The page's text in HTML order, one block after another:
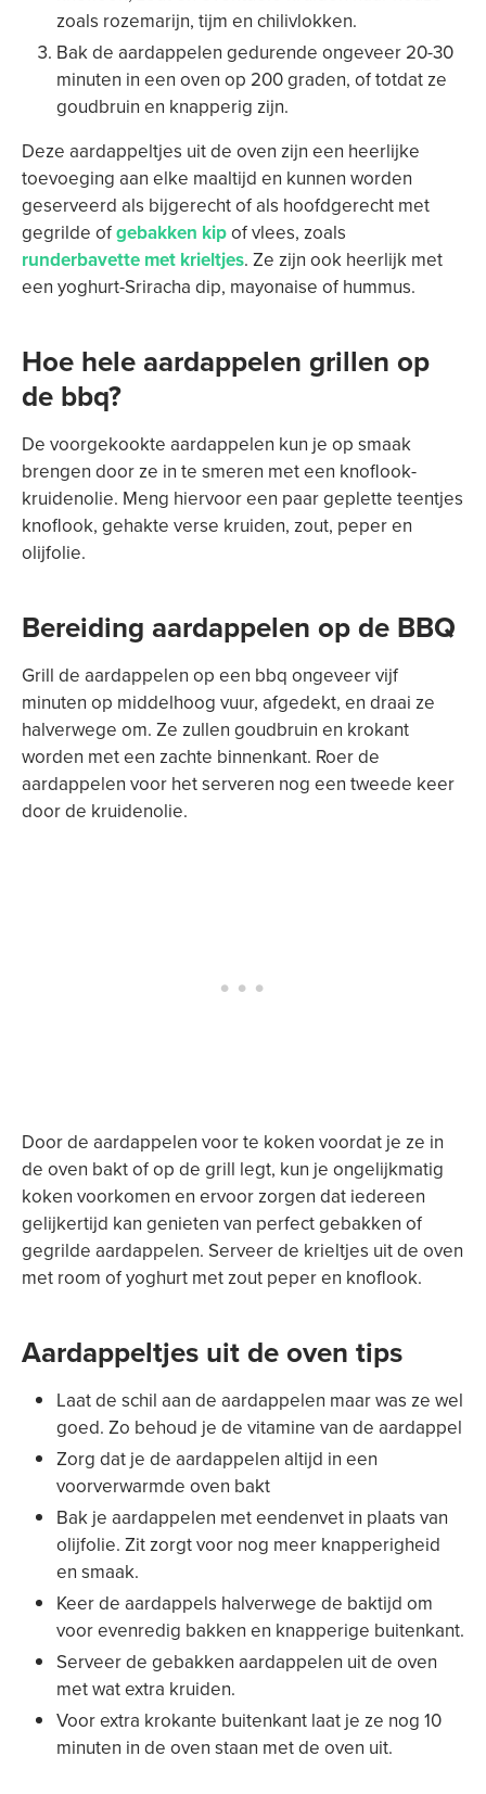
zoals rozemarijn, tijm en chilivlokken.
Bak de aardappelen gedurende ongeveer 20-30
minuten in een oven op 200 graden, of totdat ze
goudbruin en knapperig zijn.
Deze aardappeltjes uit de oven zijn een heerlijke
toevoeging aan elke maaltijd en kunnen worden
geserveerd als bijgerecht of als hoofdgerecht met
gegrilde ofgebakken kipof vlees, zoals
runderbavette met krieltjes. Ze zijn ook heerlijk met
een yoghurt-Sriracha dip, mayonaise of hummus.
Hoe hele aardappelen grillen op
de bbq?
De voorgekookte aardappelen kun je op smaak
brengen door ze in te smeren met een knoflook-
kruidenolie. Meng hiervoor een paar geplette teentjes
knoflook, gehakte verse kruiden, zout, peper en
olijfolie.
Bereiding aardappelen op de BBQ
Grill de aardappelen op een bbq ongeveer vijf
minuten op middelhoog vuur, afgedekt, en draai ze
halverwege om. Ze zullen goudbruin en krokant
worden met een zachte binnenkant. Roer de
aardappelen voor het serveren nog een tweede keer
door de kruidenolie.
Door de aardappelen voor te koken voordat je ze in
de oven bakt of op de grill legt, kun je ongelijkmatig
koken voorkomen en ervoor zorgen dat iedereen
gelijkertijd kan genieten van perfect gebakken of
gegrilde aardappelen. Serveer de krieltjes uit de oven
met room of yoghurt met zout peper en knoflook.
Aardappeltjes uit de oven tips
Laat de schil aan de aardappelen maar was ze wel
goed. Zo behoud je de vitamine van de aardappel
Zorg dat je de aardappelen altijd in een
voorverwarmde oven bakt
Bak je aardappelen met eendenvet in plaats van
olijfolie. Zit zorgt voor nog meer knapperigheid
en smaak.
Keer de aardappels halverwege de baktijd om
voor evenredig bakken en knapperige buitenkant.
Serveer de gebakken aardappelen uit de oven
met wat extra kruiden.
Voor extra krokante buitenkant laat je ze nog 10
minuten in de oven staan met de oven uit.